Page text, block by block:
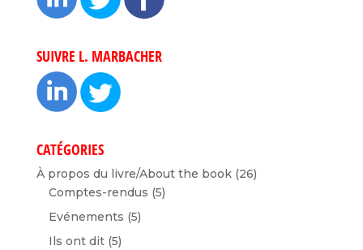
SUIVRE L. MARBACHER
CATÉGORIES
À propos du livre/About the book(26)
Comptes-rendus (5)
Evénements (5)
Ils ont dit(5)